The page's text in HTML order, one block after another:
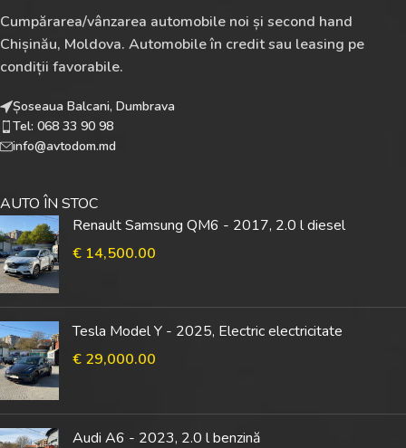
Cumpărarea/vânzarea automobile noi și second hand
Chișinău, Moldova. Automobile în credit sau leasing pe
condiții favorabile.
Șoseaua Balcani, Dumbrava
Tel: 068 33 90 98
info@avtodom.md
AUTO ÎN STOC
Renault Samsung QM6 - 2017, 2.0 l diesel
€ 14,500.00
Tesla Model Y - 2025, Electric electricitate
€ 29,000.00
Audi A6 - 2023, 2.0 l benzină